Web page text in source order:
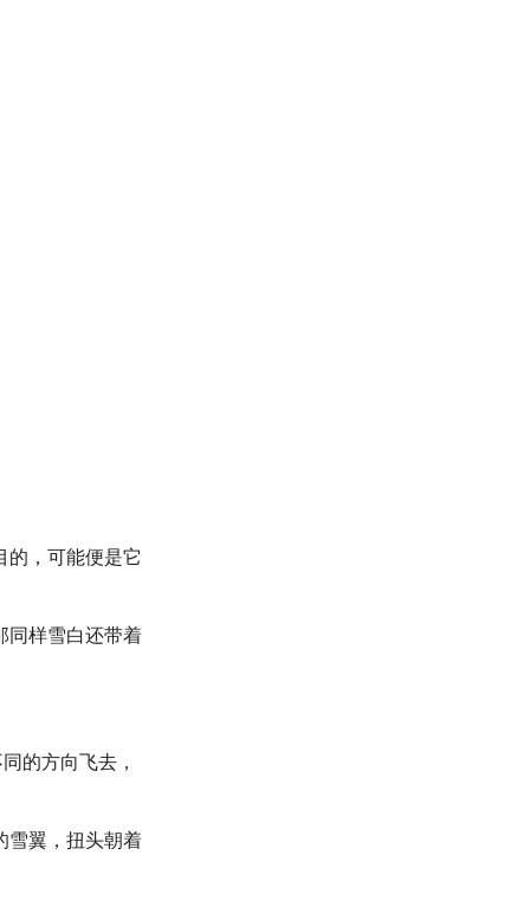
的，可能便是它
同样雪白还带着
的方向飞去，
雪翼，扭头朝着